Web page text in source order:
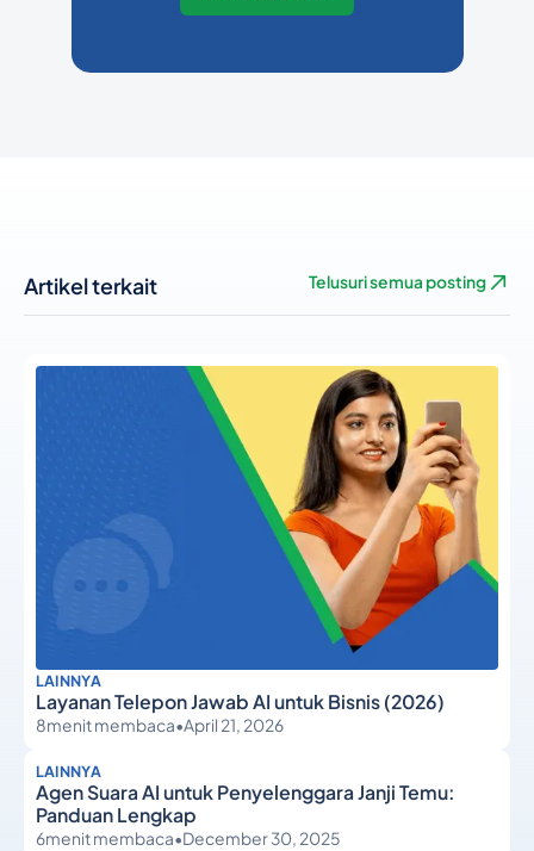
Artikel terkait Telusuri semua posting
LAINNYA
Layanan Telepon Jawab AI untuk Bisnis (2026)
8menit membaca•April 21, 2026
LAINNYA
Agen Suara AI untuk Penyelenggara Janji Temu:
Panduan Lengkap
6menit membaca•December 30, 2025